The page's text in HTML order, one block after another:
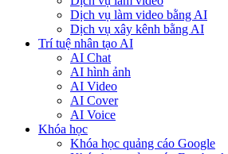
Dịch vụ làm video bằng AI
Dịch vụ xây kênh bằng AI
Trí tuệ nhân tạo AI
AI Chat
AI hình ảnh
AI Video
AI Cover
AI Voice
Khóa học
Khóa học quảng cáo Google